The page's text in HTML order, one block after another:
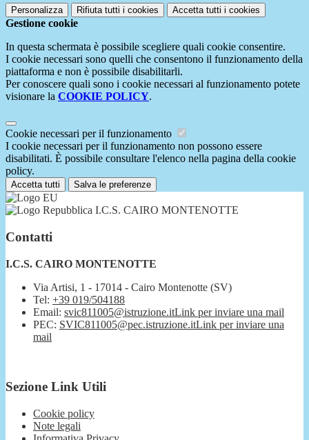
Personalizza Rifiuta tutti i cookies Accetta tutti i cookies
Gestione cookie
In questa schermata è possibile scegliere quali cookie consentire.
I cookie necessari sono quelli che consentono il funzionamento della
piattaforma e non è possibile disabilitarli.
Per conoscere quali sono i cookie necessari al funzionamento potete
visionare la COOKIE POLICY.
Cookie necessari per il funzionamento
I cookie necessari per il funzionamento non possono essere
disabilitati. È possibile consultare l'elenco nella pagina della cookie
policy.
Accetta tutti Salva le preferenze
I.C.S. CAIRO MONTENOTTE
Contatti
I.C.S. CAIRO MONTENOTTE
Via Artisi, 1 - 17014 - Cairo Montenotte (SV)
Tel: +39 019/504188
Email: svic811005@istruzione.itLink per inviare una mail
PEC: SVIC811005@pec.istruzione.itLink per inviare una
mail
Sezione Link Utili
Cookie policy
Note legali